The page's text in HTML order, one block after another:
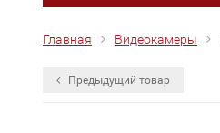
Главная Видеокамеры
Предыдущий товар